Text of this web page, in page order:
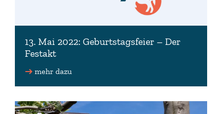
13. Mai 2022: Geburtstagsfeier – Der
Festakt
mehr dazu